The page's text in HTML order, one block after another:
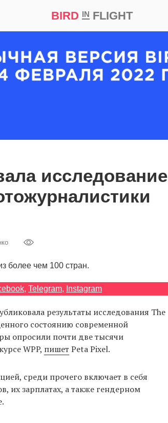
BIRD INFLIGHT
исследование
более чем 100 стран.
, Telegram, Instagram
результаты исследования The
состоянию современной
опросили почти две тысячи
WPP, пишет Peta Pixel.
среди прочего включает в себя
их зарплатах, а также гендерном